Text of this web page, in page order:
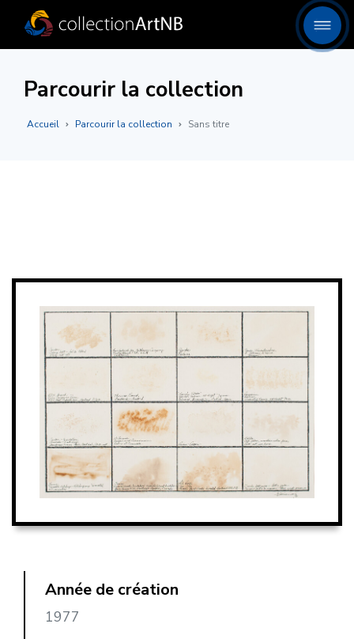
Parcourir la collection
Accueil Parcourir la collection Sans titre
Année de création
1977